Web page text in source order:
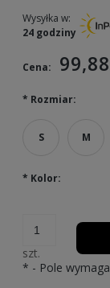
Wysyłka w:
24 godziny
Cena:
* Rozmiar:
S M
* Kolor:
szt.
* - Pole